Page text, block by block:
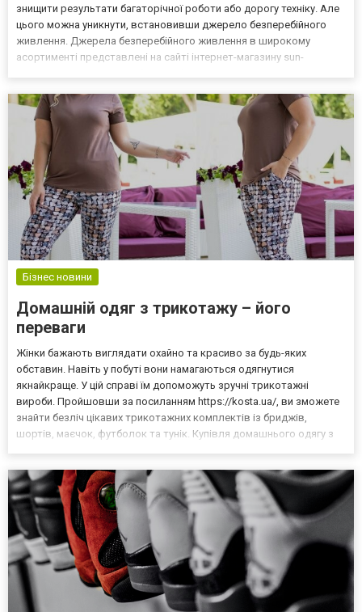
знищити результати багаторічної роботи або дорогу техніку. Але
цього можна уникнути, встановивши джерело безперебійного
живлення. Джерела безперебійного живлення в широкому
асортименті представлені на сайті інтернет-магазину sun-
живле...
Бізнес новини
Домашній одяг з трикотажу – його
переваги
Жінки бажають виглядати охайно та красиво за будь-яких
обставин. Навіть у побуті вони намагаються одягнутися
якнайкраще. У цій справі їм допоможуть зручні трикотажні
вироби. Пройшовши за посиланням https://kosta.ua/, ви зможете
знайти безліч цікавих трикотажних комплектів із бриджів,
шортів, маєчок, футболок та тунік. Купівля домашнього одягу з